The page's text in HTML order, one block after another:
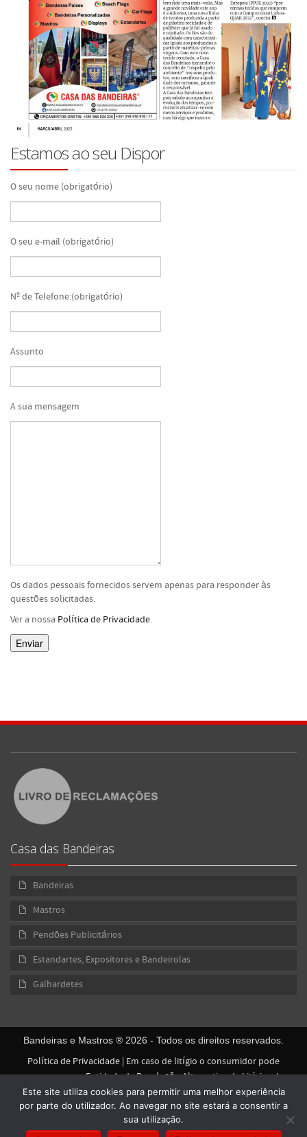
Estamos ao seu Dispor
O seu nome (obrigatório)
O seu e-mail (obrigatório)
Nº de Telefone:(obrigatório)
Assunto
A sua mensagem
Os dados pessoais fornecidos servem apenas para responder às
questões solicitadas.
Ver a nossa Política de Privacidade.
Casa das Bandeiras
Bandeiras
Mastros
Pendões Publicitários
Estandartes, Expositores e Bandeirolas
Galhardetes
Bandeiras e Mastros ® 2026 - Todos os direitos reservados.
Política de Privacidade | Em caso de litígio o consumidor pode
recorrer a uma Entidade de Resolução Alternativa de Litígios de
Consumo. Centro de Arbitragem de Conflitos de Consumo de Lisboa
www.centroarbitragemlisboa.ptMais informações em Portal do
www.consumidor.pt|Livro de Reclamações Eletrónico
Este site utiliza cookies para permitir uma melhor experiência
por parte do utilizador. Ao navegar no site estará a consentir a
sua utilização.